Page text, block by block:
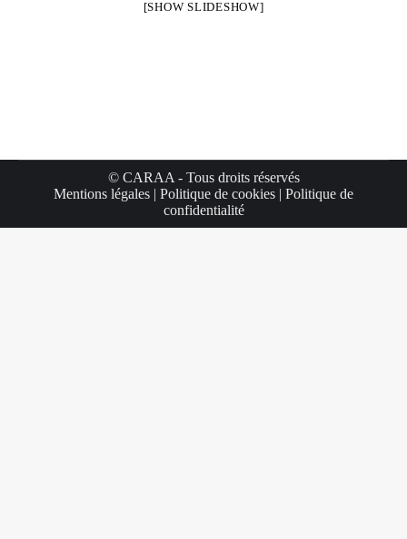
[SHOW SLIDESHOW]
© CARAA - Tous droits réservés
Mentions légales | Politique de cookies | Politique de
confidentialité